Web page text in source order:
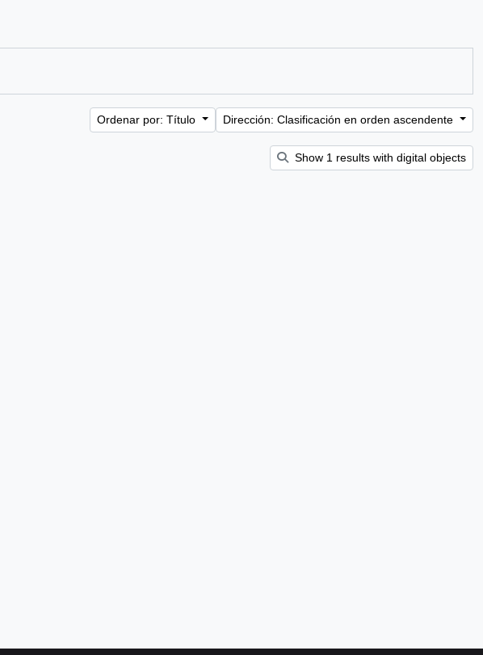
Ordenar por: Título Dirección: Clasificación en orden ascendente
Show 1 results with digital objects